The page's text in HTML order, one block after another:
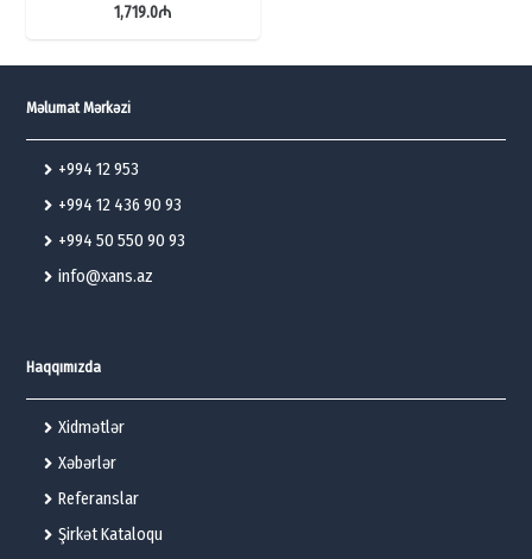
1,719.0₼
Məlumat Mərkəzi
+994 12 953
+994 12 436 90 93
+994 50 550 90 93
info@xans.az
Haqqımızda
Xidmətlər
Xəbərlər
Referanslar
Şirkət Kataloqu